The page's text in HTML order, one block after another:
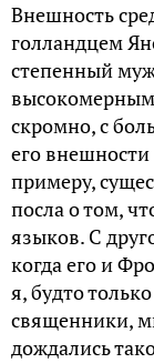
Внешность
голландцем
степенный
скромно, с
его
примеру,
посла о том,
языков. С
когда его и
я, будто
священники,
дождались